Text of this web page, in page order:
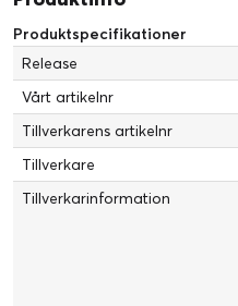
HELT
Typ:
Systemkrav
Operativsystem erfordras:
10 /
Produktspecifikationer
Release
Vårt artikelnr
Tillverkarens artikelnr
Tillverkare
Tillverkarinformation